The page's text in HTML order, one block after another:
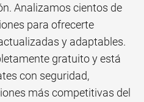
Analizamos cientos de
para ofrecerte
y adaptables.
gratuito y está
con seguridad,
más competitivas del